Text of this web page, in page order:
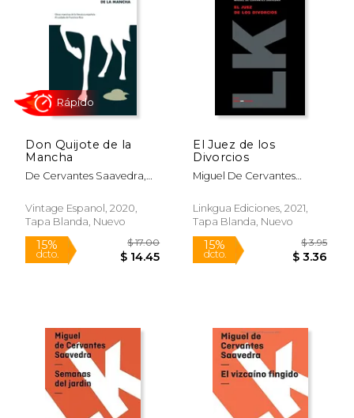
12%
dcto.
$ 7.24
$ 6.39
6%
dcto. $
Don Quijote de la
Mancha
De Cervantes Saavedra,
Vintage Espanol, 2020,
Tapa Blanda, Nuevo
El Juez de los
Divorcios
Miguel De Cervantes
Linkgua Ediciones, 2021,
Tapa Blanda, Nuevo